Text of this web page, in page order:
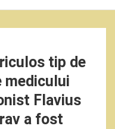
tip de
medicului
Flavius
a fost